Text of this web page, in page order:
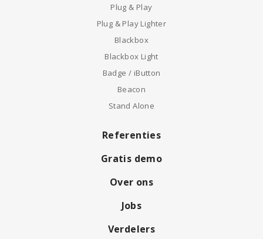
Plug & Play
Plug & Play Lighter
Blackbox
Blackbox Light
Badge / iButton
Beacon
Stand Alone
Referenties
Gratis demo
Over ons
Jobs
Verdelers